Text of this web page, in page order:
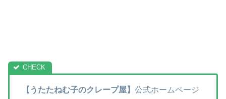
【うたたねむ子のクレープ屋】 公式ホームページ